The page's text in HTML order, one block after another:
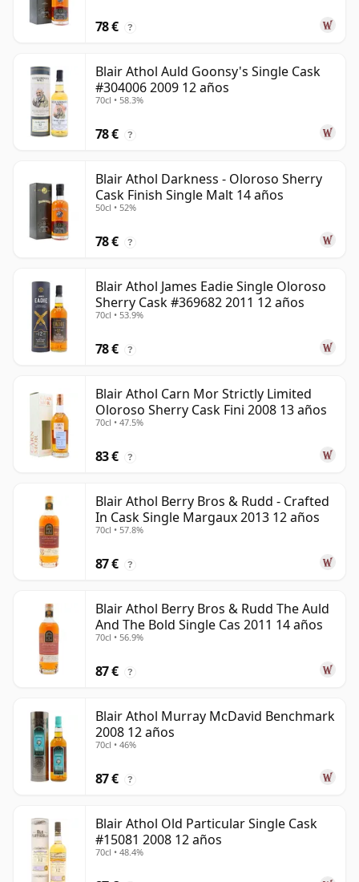
78 € ?
Blair Athol Auld Goonsy's Single Cask
#304006 2009 12 años
70cl • 58.3%
78 € ?
Blair Athol Darkness - Oloroso Sherry
Cask Finish Single Malt 14 años
50cl • 52%
78 € ?
Blair Athol James Eadie Single Oloroso
Sherry Cask #369682 2011 12 años
70cl • 53.9%
78 € ?
Blair Athol Carn Mor Strictly Limited
Oloroso Sherry Cask Fini 2008 13 años
70cl • 47.5%
83 € ?
Blair Athol Berry Bros & Rudd - Crafted
In Cask Single Margaux 2013 12 años
70cl • 57.8%
87 € ?
Blair Athol Berry Bros & Rudd The Auld
And The Bold Single Cas 2011 14 años
70cl • 56.9%
87 € ?
Blair Athol Murray McDavid Benchmark
2008 12 años
70cl • 46%
87 € ?
Blair Athol Old Particular Single Cask
#15081 2008 12 años
70cl • 48.4%